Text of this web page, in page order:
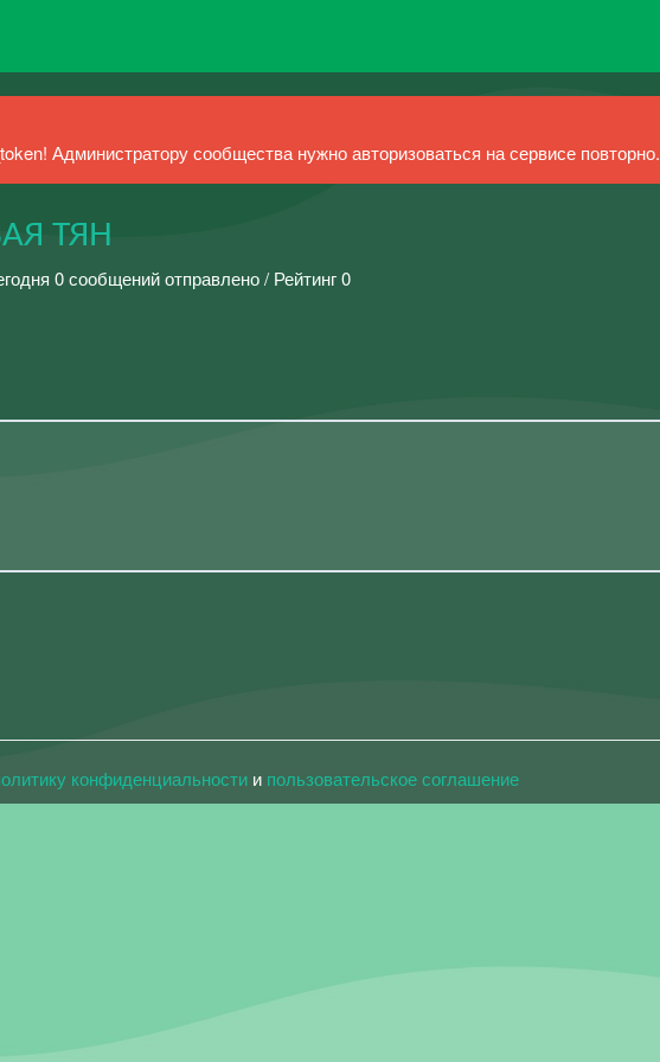
Администратору сообщества нужно авторизоваться на сервисе повторно.
ТЯН
0 сообщений отправлено / Рейтинг 0
конфиденциальности и пользовательское соглашение